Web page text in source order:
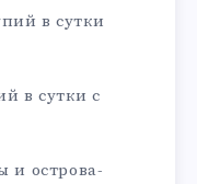
в сутки
в сутки с
и острова-